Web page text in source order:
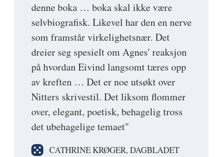
denne boka … boka skal ikke være
selvbiografisk. Likevel har den en nerve
som framstår virkelighetsnær. Det
dreier seg spesielt om Agnes' reaksjon
på hvordan Eivind langsomt tæres opp
av kreften … Det er noe utsøkt over
Nitters skrivestil. Det liksom flommer
over, elegant, poetisk, behagelig tross
det ubehagelige temaet"
CATHRINE KRØGER, DAGBLADET